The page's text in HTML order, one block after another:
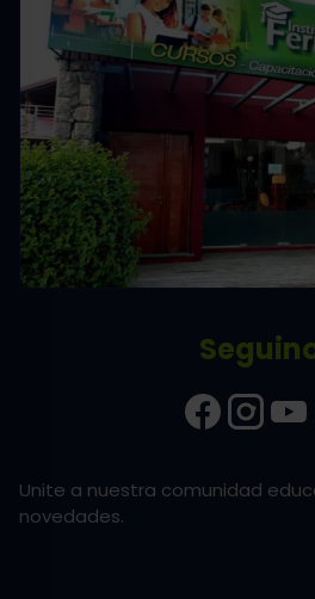
Unite a nuestra comunidad
novedades.